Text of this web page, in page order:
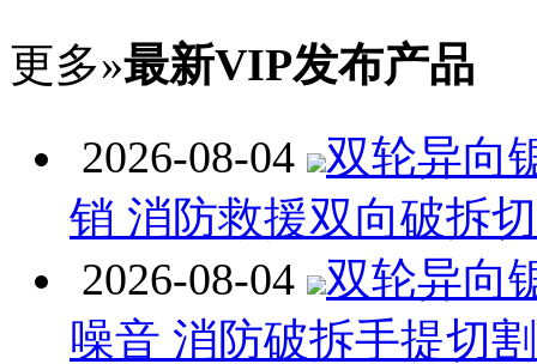
更多»最新VIP发布产品
2026-08-04
双轮异向
销 消防救援双向破拆
2026-08-04
双轮异向
噪音 消防破拆手提切